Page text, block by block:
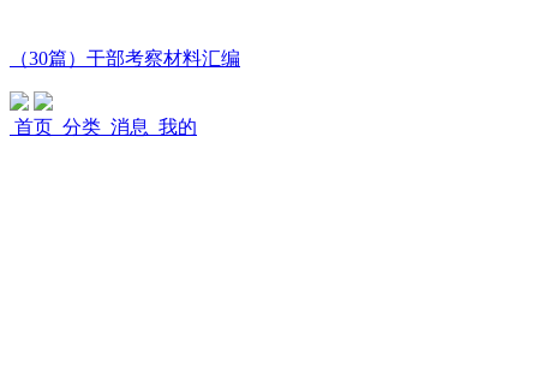
（30篇）干部考察材料汇编
首页 分类 消息 我的